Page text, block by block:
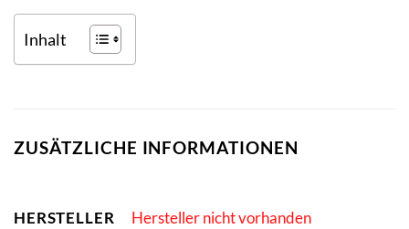
Inhalt
ZUSÄTZLICHE INFORMATIONEN
HERSTELLER Hersteller nicht vorhanden